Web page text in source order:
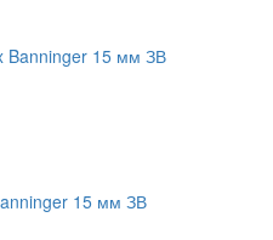
15 мм ЗВ